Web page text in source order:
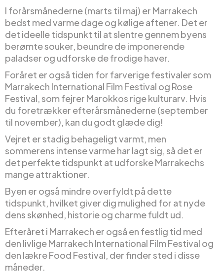
I forårsmånederne (marts til maj) er Marrakech
bedst med varme dage og kølige aftener. Det er
det ideelle tidspunkt til at slentre gennem byens
berømte souker, beundre de imponerende
paladser og udforske de frodige haver.
Foråret er også tiden for farverige festivaler som
Marrakech International Film Festival og Rose
Festival, som fejrer Marokkos rige kulturarv. Hvis
du foretrækker efterårsmånederne (september
til november), kan du godt glæde dig!
Vejret er stadig behageligt varmt, men
sommerens intense varme har lagt sig, så det er
det perfekte tidspunkt at udforske Marrakechs
mange attraktioner.
Byen er også mindre overfyldt på dette
tidspunkt, hvilket giver dig mulighed for at nyde
dens skønhed, historie og charme fuldt ud.
Efteråret i Marrakech er også en festlig tid med
den livlige Marrakech International Film Festival og
den lækre Food Festival, der finder sted i disse
måneder.